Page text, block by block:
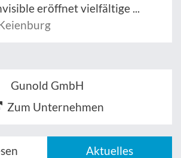
eröffnet vielfältige ...
Gunold GmbH
Zum Unternehmen
Aktuelles